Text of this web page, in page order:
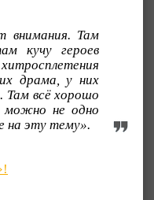
внимания. Там
кучу героев
драма, у них
Там всё хорошо
не одно
на эту тему».